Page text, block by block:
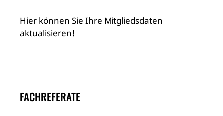
Hier können Sie Ihre Mitgliedsdaten
aktualisieren!
FACHREFERATE